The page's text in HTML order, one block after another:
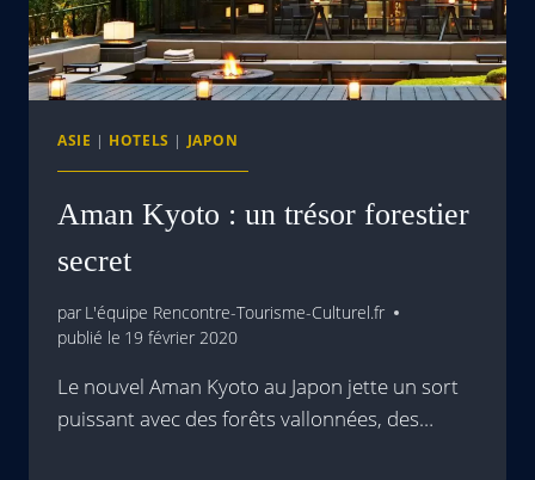
ASIE | HOTELS | JAPON
Aman Kyoto : un trésor forestier
secret
par L'équipe Rencontre-Tourisme-Culturel.fr
publié le 19 février 2020
Le nouvel Aman Kyoto au Japon jette un sort
puissant avec des forêts vallonnées, des…